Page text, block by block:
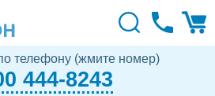
телефону (жмите номер)
444-8243